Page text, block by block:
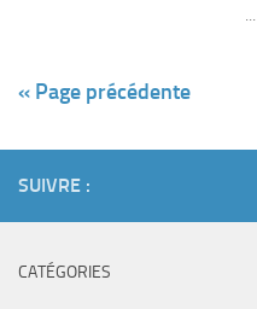
...
« Page précédente
SUIVRE :
CATÉGORIES